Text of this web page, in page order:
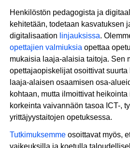
Henkilöstön pedagogista ja
kehitetään, todetaan kasvatuksen
digitalisaation linjauksissa.
opettajien valmiuksia opettaa
mukaisia laaja-alaisia taitoja. Sen
opettajaopiskelijat osoittivat
laaja-alaisen osaamisen osa-
kohtaan, mutta ilmoittivat
korkeinta vaivannäön tasoa ICT-,
yrittäjyystaitojen opetuksessa.
Tutkimuksemme osoittavat myös,
vaikeuksilla ja koetulla